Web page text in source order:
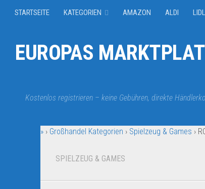
STARTSEITE KATEGORIEN AMAZON ALDI LIDL
EUROPAS
Kostenlos registrieren – keine Gebühren, direkte
» › Großhandel Kategorien › Spielzeug & Games ›
SPIELZEUG & GAMES